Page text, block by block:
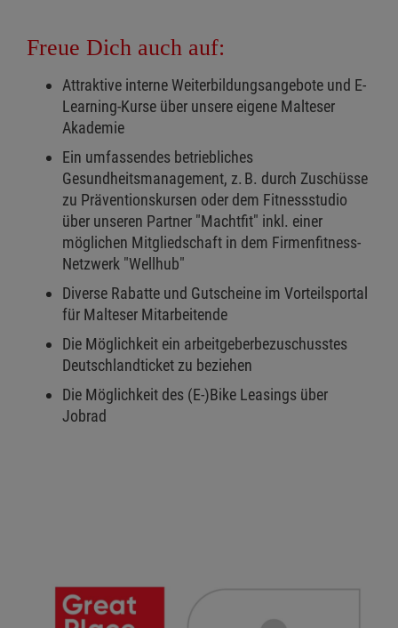
Freue Dich auch auf:
Attraktive interne Weiterbildungsangebote und E-
Learning-Kurse über unsere eigene Malteser
Akademie
Ein umfassendes betriebliches
Gesundheitsmanagement, z. B. durch Zuschüsse
zu Präventionskursen oder dem Fitnessstudio
über unseren Partner "Machtfit" inkl. einer
möglichen Mitgliedschaft in dem Firmenfitness-
Netzwerk "Wellhub"
Diverse Rabatte und Gutscheine im Vorteilsportal
für Malteser Mitarbeitende
Die Möglichkeit ein arbeitgeberbezuschusstes
Deutschlandticket zu beziehen
Die Möglichkeit des (E-)Bike Leasings über
Jobrad